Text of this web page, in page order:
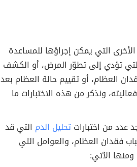
التي يمكن إجراؤها للمساعدة
تؤدي إلى تطوّر المرض، أو الكشف
العظام، أو تقييم حالة العظام بعد
ونذكر من هذه الاختبارات ما
عدد من اختباراتتحليل الدم التي قد
فقدان العظام، والعوامل التي
الآتي: